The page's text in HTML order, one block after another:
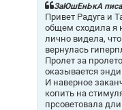
ЗаЮшЕнЬкА
Привет Радуга и
общем сходила я
лично видела,
вернулась
Пролет за
оказывается
И наверное
копить на
прсоветовала